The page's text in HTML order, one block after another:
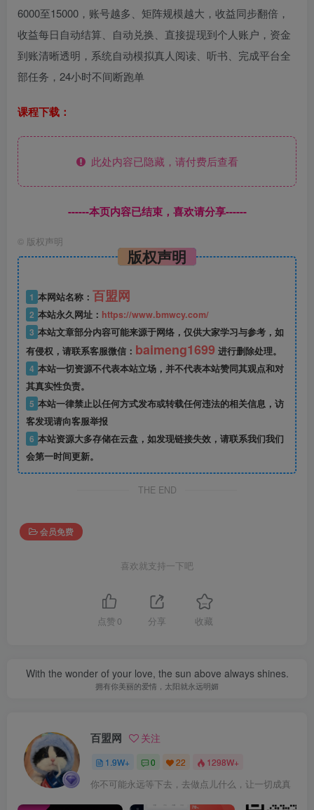
6000至15000，账号越多、矩阵规模越大，收益同步翻倍，
收益每日自动结算、自动兑换、直接提现到个人账户，资金
到账清晰透明，系统自动模拟真人阅读、听书、完成平台全
部任务，24小时不间断跑单
课程下载：
此处内容已隐藏，请付费后查看
------本页内容已结束，喜欢请分享------
© 版权声明
版权声明
1 本网站名称： 百盟网
2 本站永久网址： https://www.bmwcy.com/
3 本站文章部分内容可能来源于网络，仅供大家学习与参考，如
有侵权，请联系客服微信： baimeng1699 进行删除处理。
4 本站一切资源不代表本站立场，并不代表本站赞同其观点和对
其真实性负责。
5 本站一律禁止以任何方式发布或转载任何违法的相关信息，访
客发现请向客服举报
6 本站资源大多存储在云盘，如发现链接失效，请联系我们我们
会第一时间更新。
THE END
会员免费
喜欢就支持一下吧
点赞 0 分享 收藏
With the wonder of your love, the sun above always shines.
拥有你美丽的爱情，太阳就永远明媚
百盟网 关注
1.9W+ 0 22 1298W+
你不可能永远等下去，去做点儿什么，让一切成真